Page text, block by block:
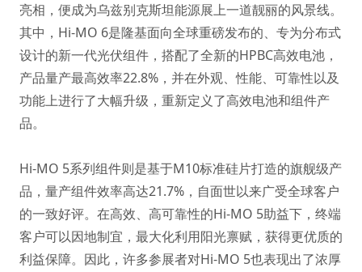
亮相，便成为乌兹别克斯坦能源展上一道靓丽的风景线。
其中，Hi-MO 6是隆基面向全球重磅发布的、专为分布式
设计的新一代光伏组件，搭配了全新的HPBC高效电池，
产品量产最高效率22.8%，并在外观、性能、可靠性以及
功能上进行了大幅升级，重新定义了高效电池和组件产
品。
Hi-MO 5系列组件则是基于M10标准硅片打造的旗舰级产
品，量产组件效率高达21.7%，自面世以来广受全球客户
的一致好评。在高效、高可靠性的Hi-MO 5助益下，终端
客户可以因地制宜，最大化利用阳光禀赋，获得更优质的
利益保障。因此，许多参展者对Hi-MO 5也表现出了浓厚